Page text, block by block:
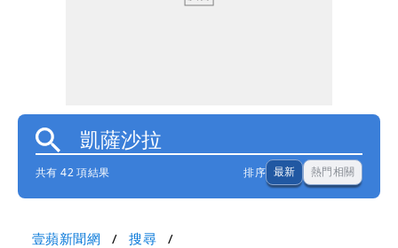
共有 42 項結果 排序 最新 熱門相關
壹蘋新聞網 搜尋